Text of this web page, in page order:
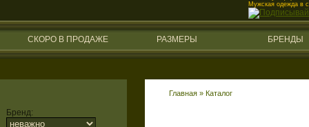
Мужская одежда в
СКОРО В ПРОДАЖЕ РАЗМЕРЫ БРЕНДЫ
Бренд:
Главная » Каталог